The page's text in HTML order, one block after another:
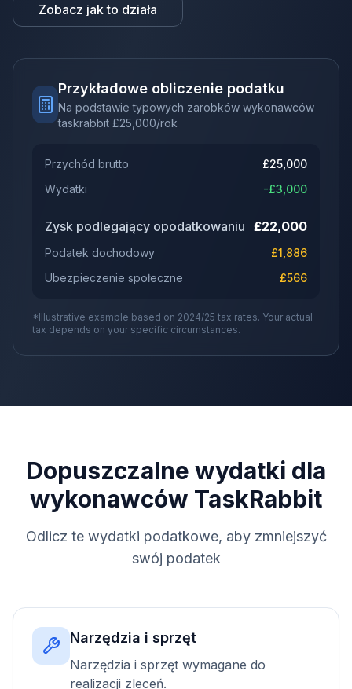
Zobacz jak to działa
Przykładowe obliczenie podatku
Na podstawie typowych zarobków wykonawców
taskrabbit £25,000/rok
Przychód brutto £25,000
Wydatki
-£3,000
Zysk podlegający opodatkowaniu £22,000
Podatek dochodowy £1,886
Ubezpieczenie społeczne
£566
*Illustrative example based on 2024/25 tax rates. Your actual
tax depends on your specific circumstances.
Dopuszczalne wydatki dla
wykonawców TaskRabbit
Odlicz te wydatki podatkowe, aby zmniejszyć
swój podatek
Narzędzia i sprzęt
Narzędzia i sprzęt wymagane do
realizacji zleceń.